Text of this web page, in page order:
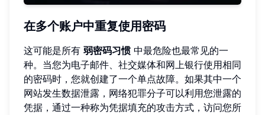
在多个账户中重复使用密码
这可能是所有 弱密码习惯中最危险也最常见的一
种。当您为电子邮件、社交媒体和网上银行使用相同
的密码时，您就创建了一个单点故障。如果其中一个
网站发生数据泄露，网络犯罪分子可以利用您泄露的
凭据，通过一种称为凭据填充的攻击方式，访问您所